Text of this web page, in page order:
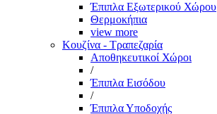
Έπιπλα Εξωτερικού Χώρου
Θερμοκήπια
view more
Κουζίνα - Τραπεζαρία
Αποθηκευτικοί Χώροι
/
Έπιπλα Εισόδου
/
Έπιπλα Υποδοχής